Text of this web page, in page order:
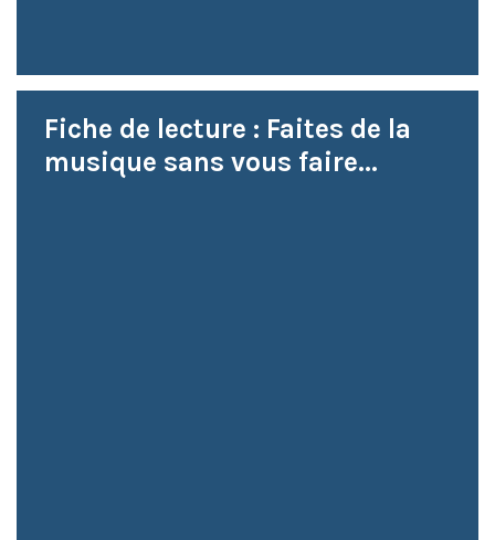
Fiche de lecture : Faites de la
musique sans vous faire...